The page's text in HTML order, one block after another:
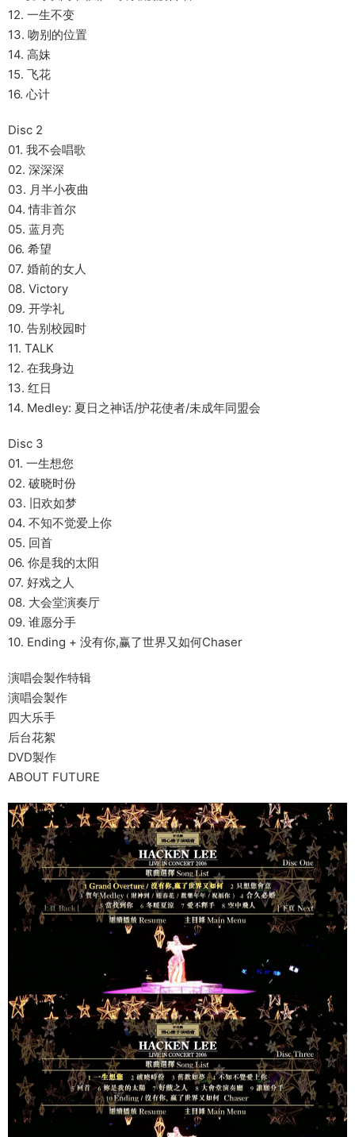
12. 一生不变
13. 吻别的位置
14. 高妹
15. 飞花
16. 心计
Disc 2
01. 我不会唱歌
02. 深深深
03. 月半小夜曲
04. 情非首尔
05. 蓝月亮
06. 希望
07. 婚前的女人
08. Victory
09. 开学礼
10. 告别校园时
11. TALK
12. 在我身边
13. 红日
14. Medley: 夏日之神话/护花使者/未成年同盟会
Disc 3
01. 一生想您
02. 破晓时份
03. 旧欢如梦
04. 不知不觉爱上你
05. 回首
06. 你是我的太阳
07. 好戏之人
08. 大会堂演奏厅
09. 谁愿分手
10. Ending + 没有你,赢了世界又如何Chaser
演唱会製作特辑
演唱会製作
四大乐手
后台花絮
DVD製作
ABOUT FUTURE